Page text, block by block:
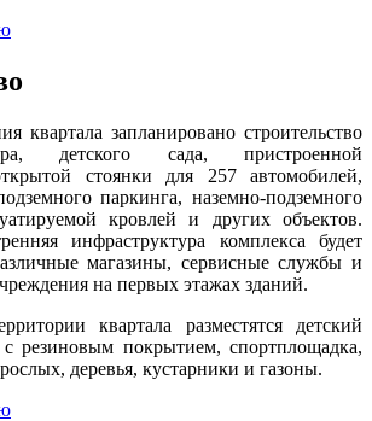
квартала запланировано строительство
детского сада, пристроенной
стоянки для 257 автомобилей,
паркинга, наземно-подземного
кровлей и других объектов.
инфраструктура комплекса будет
магазины, сервисные службы и
на первых этажах зданий.
квартала разместятся детский
резиновым покрытием, спортплощадка,
деревья, кустарники и газоны.